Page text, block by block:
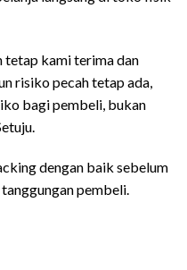
tetap kami terima dan
risiko pecah tetap ada,
bagi pembeli, bukan
dengan baik sebelum
pembeli.